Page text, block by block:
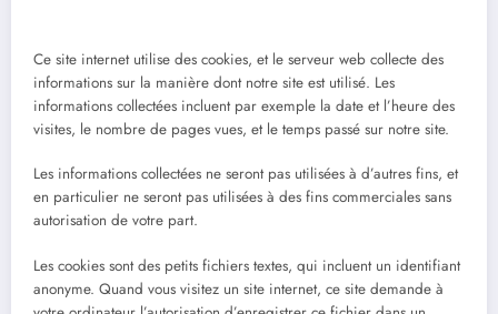
Ce site internet utilise des cookies, et le serveur web collecte des
informations sur la manière dont notre site est utilisé. Les
informations collectées incluent par exemple la date et l’heure des
visites, le nombre de pages vues, et le temps passé sur notre site.
Les informations collectées ne seront pas utilisées à d’autres fins, et
en particulier ne seront pas utilisées à des fins commerciales sans
autorisation de votre part.
Les cookies sont des petits fichiers textes, qui incluent un identifiant
anonyme. Quand vous visitez un site internet, ce site demande à